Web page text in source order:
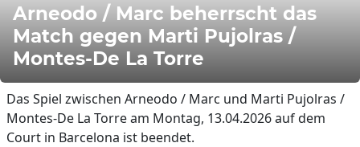
Arneodo / Marc beherrscht das
Match gegen Marti Pujolras /
Montes-De La Torre
Das Spiel zwischen Arneodo / Marc und Marti Pujolras /
Montes-De La Torre am Montag, 13.04.2026 auf dem
Court in Barcelona ist beendet.